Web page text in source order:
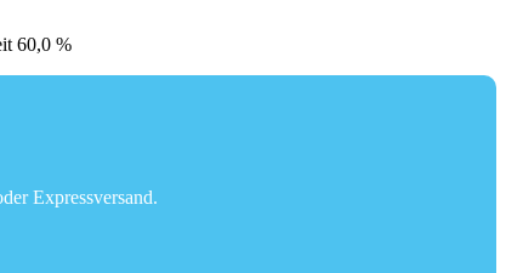
60,0 %
Expressversand.